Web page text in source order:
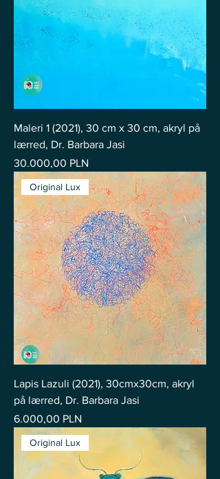
Maleri 1 (2021), 30 cm x 30 cm, akryl på
lærred, Dr. Barbara Jasi
Pris
30.000,00 PLN
Original Lux
Lapis Lazuli (2021), 30cmx30cm, akryl
på lærred, Dr. Barbara Jasi
Pris
6.000,00 PLN
Original Lux